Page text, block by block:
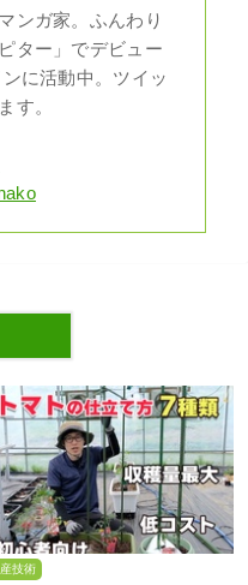
ンガ家。ふんわり
ター」でデビュー
に活動中。ツイッ
す。
技術